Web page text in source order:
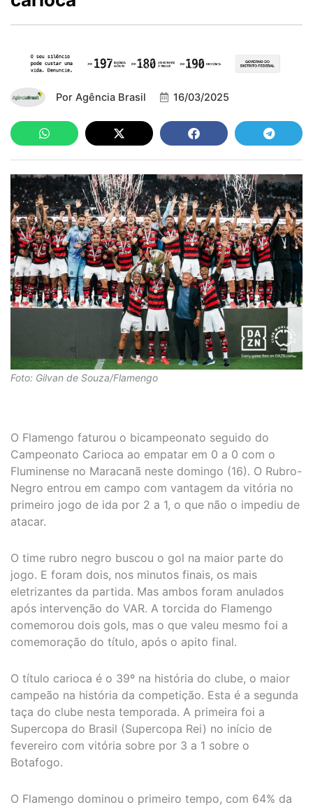
Por Agência Brasil 16/03/2025
Foto: Gilvan de Souza/Flamengo
O Flamengo faturou o bicampeonato seguido do
Campeonato Carioca ao empatar em 0 a 0 com o
Fluminense no Maracanã neste domingo (16). O Rubro-
Negro entrou em campo com vantagem da vitória no
primeiro jogo de ida por 2 a 1, o que não o impediu de
atacar.
O time rubro negro buscou o gol na maior parte do
jogo. E foram dois, nos minutos finais, os mais
eletrizantes da partida. Mas ambos foram anulados
após intervenção do VAR. A torcida do Flamengo
comemorou dois gols, mas o que valeu mesmo foi a
comemoração do título, após o apito final.
O título carioca é o 39º na história do clube, o maior
campeão na história da competição. Esta é a segunda
taça do clube nesta temporada. A primeira foi a
Supercopa do Brasil (Supercopa Rei) no início de
fevereiro com vitória sobre por 3 a 1 sobre o
Botafogo.
O Flamengo dominou o primeiro tempo, com 64% da